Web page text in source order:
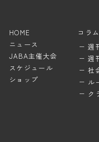
HOME
ニュース
JABA主催大会
スケジュール
ショップ
コラ
週
週
社
ル
ク